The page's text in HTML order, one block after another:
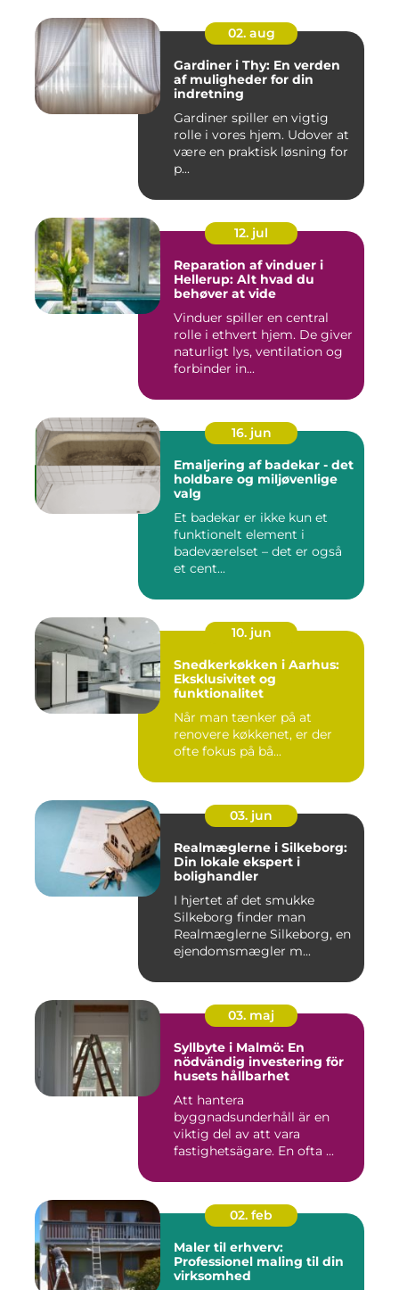
02. aug
Gardiner i Thy: En verden
af muligheder for din
indretning
Gardiner spiller en vigtig
rolle i vores hjem. Udover at
være en praktisk løsning for
p...
12. jul
Reparation af vinduer i
Hellerup: Alt hvad du
behøver at vide
Vinduer spiller en central
rolle i ethvert hjem. De giver
naturligt lys, ventilation og
forbinder in...
16. jun
Emaljering af badekar - det
holdbare og miljøvenlige
valg
Et badekar er ikke kun et
funktionelt element i
badeværelset – det er også
et cent...
10. jun
Snedkerkøkken i Aarhus:
Eksklusivitet og
funktionalitet
Når man tænker på at
renovere køkkenet, er der
ofte fokus på bå...
03. jun
Realmæglerne i Silkeborg:
Din lokale ekspert i
bolighandler
I hjertet af det smukke
Silkeborg finder man
Realmæglerne Silkeborg, en
ejendomsmægler m...
03. maj
Syllbyte i Malmö: En
nödvändig investering för
husets hållbarhet
Att hantera
byggnadsunderhåll är en
viktig del av att vara
fastighetsägare. En ofta ...
02. feb
Maler til erhverv:
Professionel maling til din
virksomhed